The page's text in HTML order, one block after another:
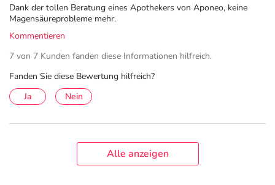
Dank der tollen Beratung eines Apothekers von Aponeo, keine
Magensäureprobleme mehr.
Kommentieren
7 von 7 Kunden fanden diese Informationen hilfreich.
Fanden Sie diese Bewertung hilfreich?
Ja
Nein
Alle anzeigen